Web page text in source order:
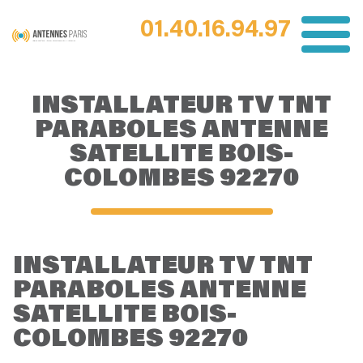
01.40.16.94.97
INSTALLATEUR TV TNT
PARABOLES ANTENNE
SATELLITE BOIS-
COLOMBES 92270
INSTALLATEUR TV TNT
PARABOLES ANTENNE
SATELLITE BOIS-
COLOMBES 92270